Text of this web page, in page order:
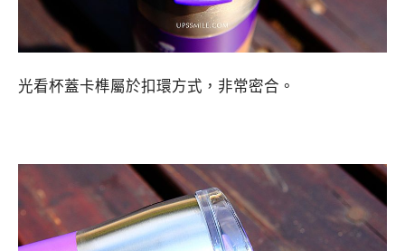
光看杯蓋卡榫屬於扣環方式，非常密合。